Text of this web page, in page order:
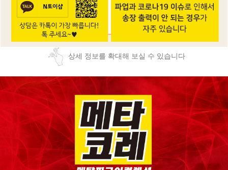
상세 정보를 확대해 보실 수 있습니다